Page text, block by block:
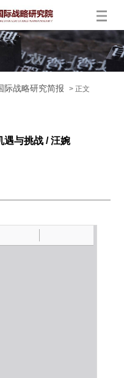
际战略研究简报 > 正文
遇与挑战 / 汪婉